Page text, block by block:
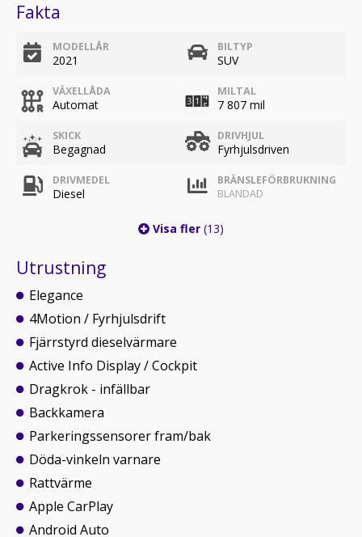
Fakta
MODELLÅR
2021
BILTYP
SUV
VÄXELLÅDA
Automat
MILTAL
7 807 mil
SKICK
Begagnad
DRIVHJUL
Fyrhjulsdriven
DRIVMEDEL
Diesel
BRÄNSLEFÖRBRUKNING
BLANDAD
Visa fler (13)
Utrustning
Elegance
4Motion / Fyrhjulsdrift
Fjärrstyrd dieselvärmare
Active Info Display / Cockpit
Dragkrok - infällbar
Backkamera
Parkeringssensorer fram/bak
Döda-vinkeln varnare
Rattvärme
Apple CarPlay
Android Auto